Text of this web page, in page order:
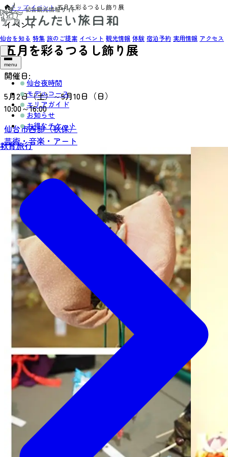
仙台を知る 特集 旅のご提案 イベント 観光情報 体験 宿泊予約 実用情報 アクセス
menu
仙台夜時間
モデルコース
エリアガイド
お知らせ
お得なチケット
教育旅行
トップ›イベント›五月を彩るつるし飾り展
イベント
五月を彩るつるし飾り展
開催日:
5月2日（土）～5月10日（日）
10:00～16:00
仙台市西部（秋保）
芸術・音楽・アート